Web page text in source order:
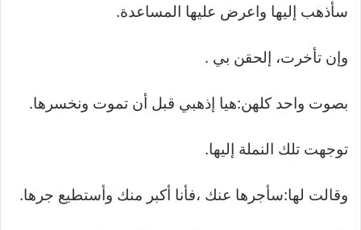
سأذهب إليها واعرض عليها المساعدة.
وإن تأخرت، إلحقن بي .
بصوت واحد كلهن:هيا إذهبي قبل أن تموت ونخسرها.
توجهت تلك النملة إليها.
وقالت لها:سأجرها عنك ،فأنا أكبر منك وأستطيع جرها.